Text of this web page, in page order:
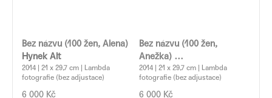
Bez názvu (100 žen, Alena)
Hynek Alt
2014 | 21 x 29,7 cm | Lambda
fotografie (bez adjustace)
6 000 Kč
Bez názvu (100 žen,
Anežka)
Hynek Alt
2014 | 21 x 29,7 cm | Lambda
fotografie (bez adjustace)
6 000 Kč